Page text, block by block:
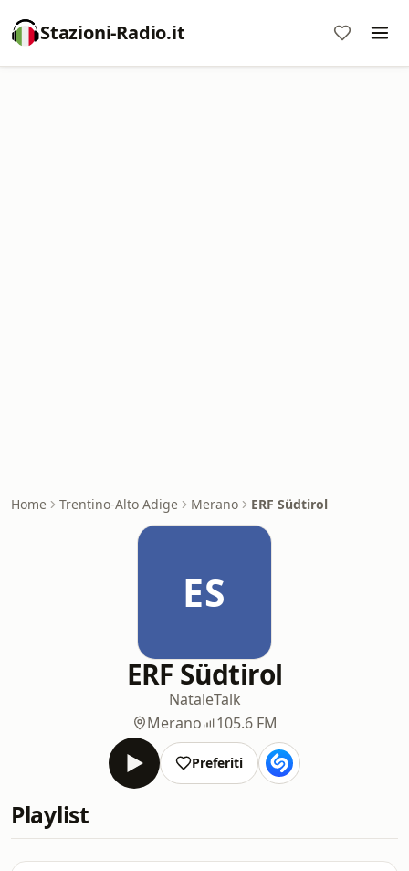
Stazioni-Radio.it
Home Trentino-Alto Adige Merano ERF Südtirol
ES
ERF Südtirol
NataleTalk
Merano
105.6 FM
Preferiti
Playlist